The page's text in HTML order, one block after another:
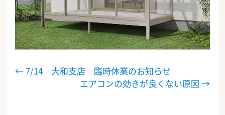
投
←7/14 大和支店 臨時休業のお知らせ
エアコンの効きが良くない原因 →